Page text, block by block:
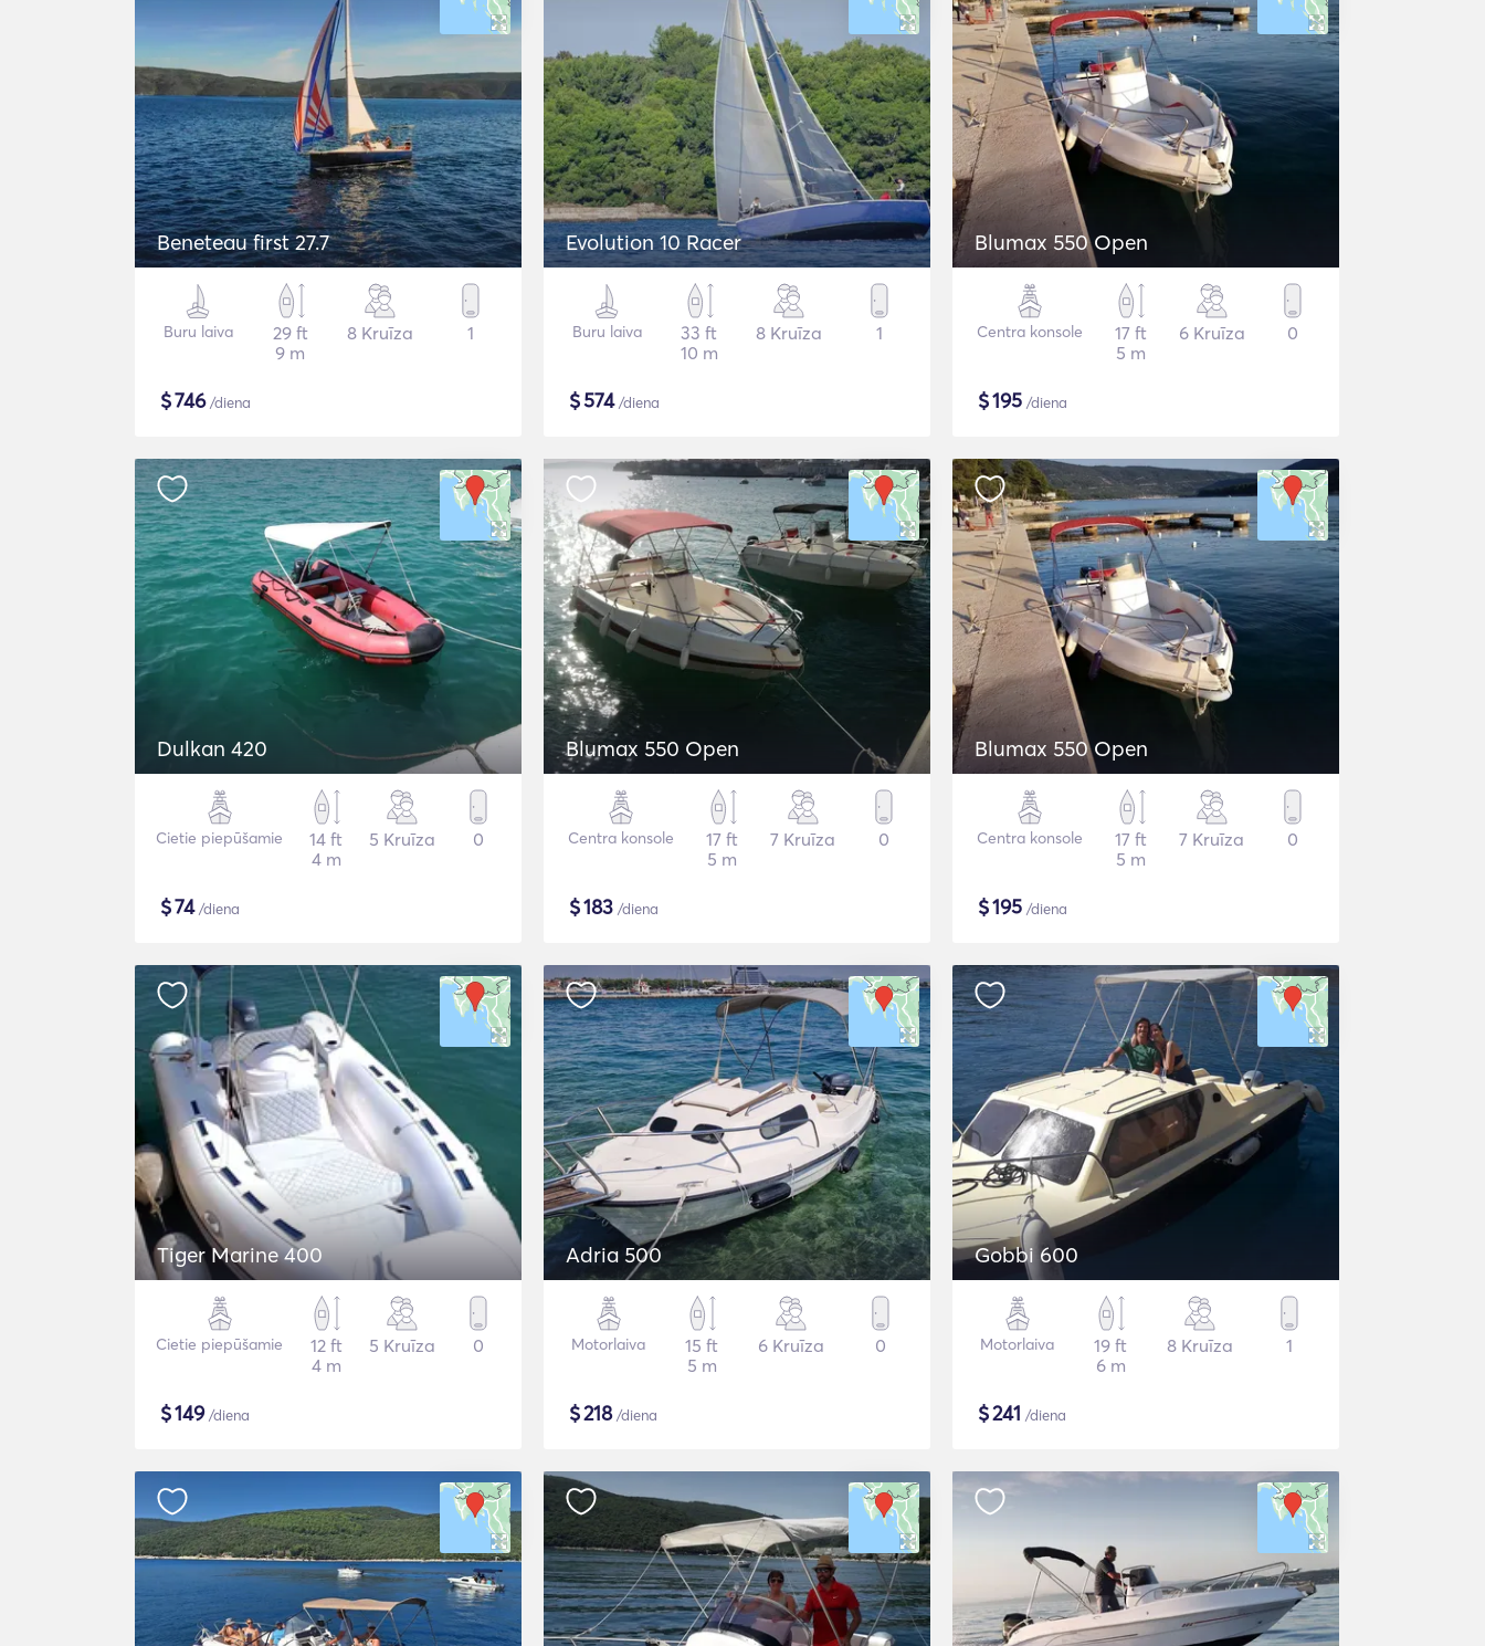
Beneteau first 27.7
Buru laiva
29 ft
9 m
8 Kruīza 1
$746/diena
Evolution 10 Racer
Buru laiva
33 ft
10 m
8 Kruīza 1
$574/diena
Blumax 550 Open
Centra konsole
17 ft
5 m
6 Kruīza 0
$195 /diena
Dulkan 420
Cietie piepūšamie
14 ft
4 m
5 Kruīza 0
$74/diena
Blumax 550 Open
Centra konsole
17 ft
5 m
7 Kruīza 0
$183 /diena
Blumax 550 Open
Centra konsole
17 ft
5 m
7 Kruīza 0
$195 /diena
Tiger Marine 400
Cietie piepūšamie
12 ft
4 m
5 Kruīza 0
$149/diena
Adria 500
Motorlaiva
15 ft
5 m
6 Kruīza 0
$218/diena
Gobbi 600
Motorlaiva
19 ft
6 m
8 Kruīza 1
$241 /diena